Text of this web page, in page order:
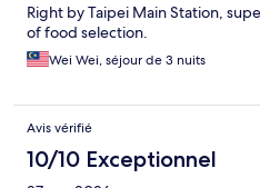
Right by Taipei Main Station,
of food selection.
Wei Wei, séjour de 3 nuits
Avis vérifié
10/10 Exceptionnel